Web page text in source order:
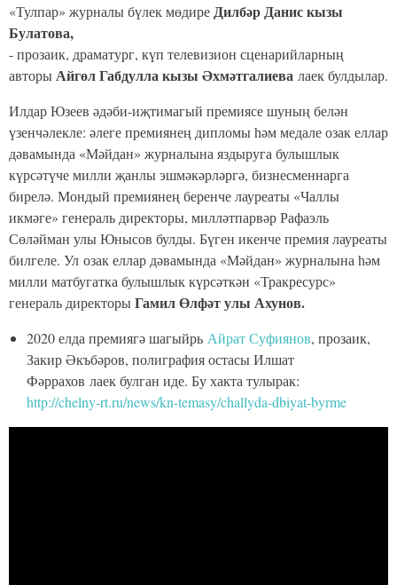
«Тулпар» журналы бүлек мөдиреДилбәр Данис кызы
Булатова,
- прозаик, драматург, күп телевизион сценарийларның
авторыАйгөл Габдулла кызы Әхмәтгалиева лаек булдылар.
Илдар Юзеев әдәби-иҗтимагый премиясе шуның белән
үзенчәлекле: әлеге премиянең дипломы һәм медале озак еллар
дәвамында «Мәйдан» журналына яздыруга булышлык
күрсәтүче милли җанлы эшмәкәрләргә, бизнесменнарга
бирелә. Мондый премиянең беренче лауреаты «Чаллы
икмәге» генераль директоры, милләтпарвәр Рафаэль
Сөләйман улы Юнысов булды. Бүген икенче премия лауреаты
билгеле. Ул озак еллар дәвамында «Мәйдан» журналына һәм
милли матбугатка булышлык күрсәткән «Тракресурс»
генераль директорыГамил Өлфәт улы Ахунов.
2020 елда премиягә шагыйрь Айрат Суфиянов, прозаик,
Закир Әкъбәров, полиграфия остасы Илшат
Фәррахов лаек булган иде. Бу хакта тулырак:
http://chelny-rt.ru/news/kn-temasy/challyda-dbiyat-byrme